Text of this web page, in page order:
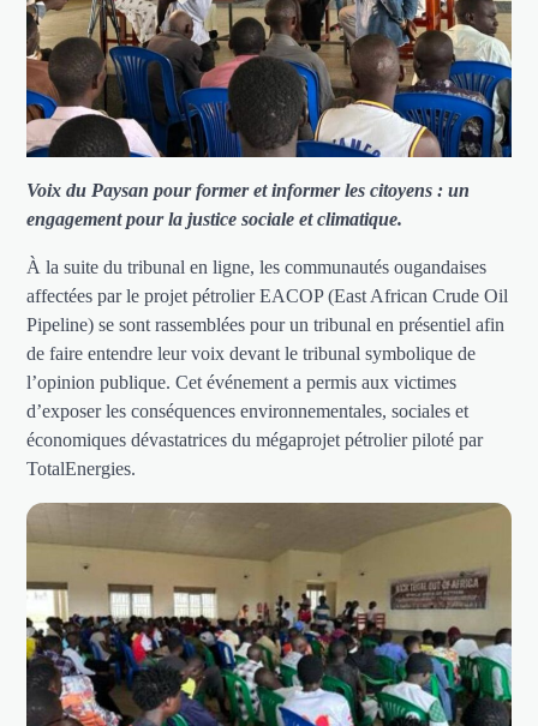
Voix du Paysan pour former et informer les citoyens : un
engagement pour la justice sociale et climatique.
À la suite du tribunal en ligne, les communautés ougandaises
affectées par le projet pétrolier EACOP (East African Crude Oil
Pipeline) se sont rassemblées pour un tribunal en présentiel afin
de faire entendre leur voix devant le tribunal symbolique de
l’opinion publique. Cet événement a permis aux victimes
d’exposer les conséquences environnementales, sociales et
économiques dévastatrices du mégaprojet pétrolier piloté par
TotalEnergies.